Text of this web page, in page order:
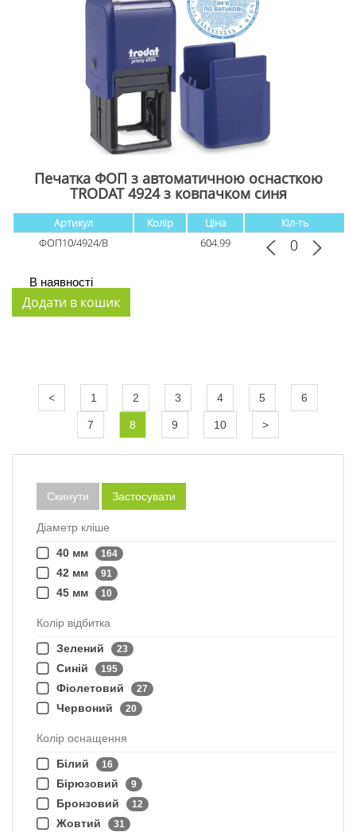
Печатка ФОП з автоматичною оснасткою
TRODAT 4924 з ковпачком cиня
Артикул Колір Ціна
Кіл-ть
ФОП10/4924/B
604.99
В наявності
< 1 2 3 4 5 6
7 8 9 10 >
Скинути Застосувати
Діаметр кліше
40 мм
164
42 мм 91
45 мм 10
Колір відбитка
Зелений
23
Синій 195
Фіолетовий 27
Червоний 20
Колір оснащення
Білий
16
Бірюзовий 9
Бронзовий 12
Жовтий 31